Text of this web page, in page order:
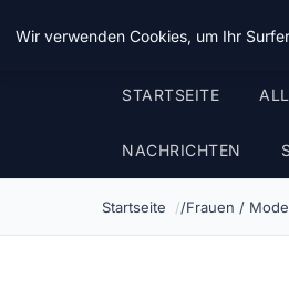
Chinavisum24
STARTSEITE
NACHRICHTEN
Startseite Frauen / Mode
Wir verwenden Cookies, um Ihr